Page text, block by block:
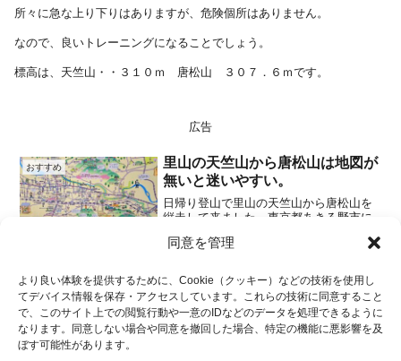
同意を管理
より良い体験を提供するために、Cookie（クッキー）などの技術を使用し
てデバイス情報を保存・アクセスしています。これらの技術に同意すること
で、このサイト上での閲覧行動や一意のIDなどのデータを処理できるように
なります。同意しない場合や同意を撤回した場合、特定の機能に悪影響を及
ぼす可能性があります。
所々に急な上り下りはありますが、危険個所はありません。
なので、良いトレーニングになることでしょう。
標高は、天竺山・・３１０ｍ 唐松山 ３０７．６ｍです。
広告
おすすめ
里山の天竺山から唐松山は地図が
無いと迷いやすい。
日帰り登山で里山の天竺山から唐松山を
縦走して来ました。東京都あきる野市に
ンがとても急な所ばかりで低山でコース
2025.06.04
広告
ホーム おすすめ